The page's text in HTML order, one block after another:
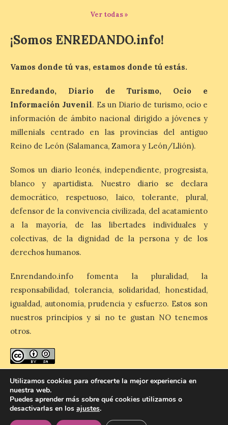
en 874 embarcaciones,
asturiana como una de las grandes
referencias del piragüismo internacional.
Los clientes de TAP
Miles&Go ya pueden
acumular millas con
Airbnb
6 Ago 2026
La nueva alianza con
Airbnb se incorpora al
programa TAP Miles&Go:
los clientes acumularán
dos millas por cada euro
elegibles. Esta ventaja refuerza la
propuesta de valor del programa, que ya
cuenta con más de […]
Iberia Express, 10 años
volando a Islandia y más
de 170.000 pasajeros
6 Ago 2026
verano. En estos 10 años,
pasajeros y los 1.000 vuelos con Islandia.
Este mes de agosto opera tres
Ver todas »
¡Somos ENREDANDO.info!
Vamos donde tú vas, estamos donde tú estás.
Enredando, Diario de Turismo, Ocio e
Información Juvenil. Es un Diario de turismo, ocio e
información de ámbito nacional dirigido a jóvenes y
millenials centrado en las provincias del antiguo
Reino de León (Salamanca, Zamora y León/Llión).
Somos un diario leonés, independiente, progresista,
blanco y apartidista. Nuestro diario se declara
democrático, respetuoso, laico, tolerante, plural,
defensor de la convivencia civilizada, del acatamiento
a la mayoría, de las libertades individuales y
colectivas, de la dignidad de la persona y de los
derechos humanos.
Enrendando.info fomenta la pluralidad, la
responsabilidad, tolerancia, solidaridad, honestidad,
igualdad, autonomía, prudencia y esfuerzo. Estos son
nuestros principios y si no te gustan NO tenemos
otros.
Reconocimiento-CompartirIgual 4.0 Internacional
Utilizamos cookies para ofrecerte la mejor experiencia en
nuestra web.
Puedes aprender más sobre qué cookies utilizamos o
desactivarlas en los ajustes.